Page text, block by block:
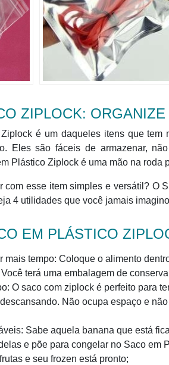
ZIPLOCK:
é um daqueles itens que
Eles são fáceis de armazenar,
Plástico Ziplock é uma mão na roda
com esse item simples e versátil? O
4 utilidades que você jamais
EM PLÁSTICO
mais tempo: Coloque o alimento
terá uma embalagem de
O saco com ziplock é perfeito para
Não ocupa espaço e
Sabe aquela banana que está
e põe para congelar no Saco em
e seu frozen está pronto;